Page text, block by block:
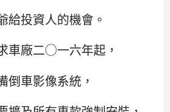
給投資人的機會。
車廠二○一六年起，
倒車影像系統，